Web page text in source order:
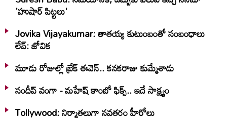
'హుషార్‌ పిట్టలు'
Jovika Vijayakumar: తాతయ్య కుటుంబంతో సంబంధాలు
లేవ్: జోవిక
మూడు రోజుల్లో బ్రేక్ ఈవెన్.. కనకరాజు కుమ్మేశాడు
సందీప్ వంగా - మహేష్ కాంబో ఫిక్స్.. ఇదే సాక్ష్యం
Tollywood: నిర్మాతలుగా నవతరం హీరోలు